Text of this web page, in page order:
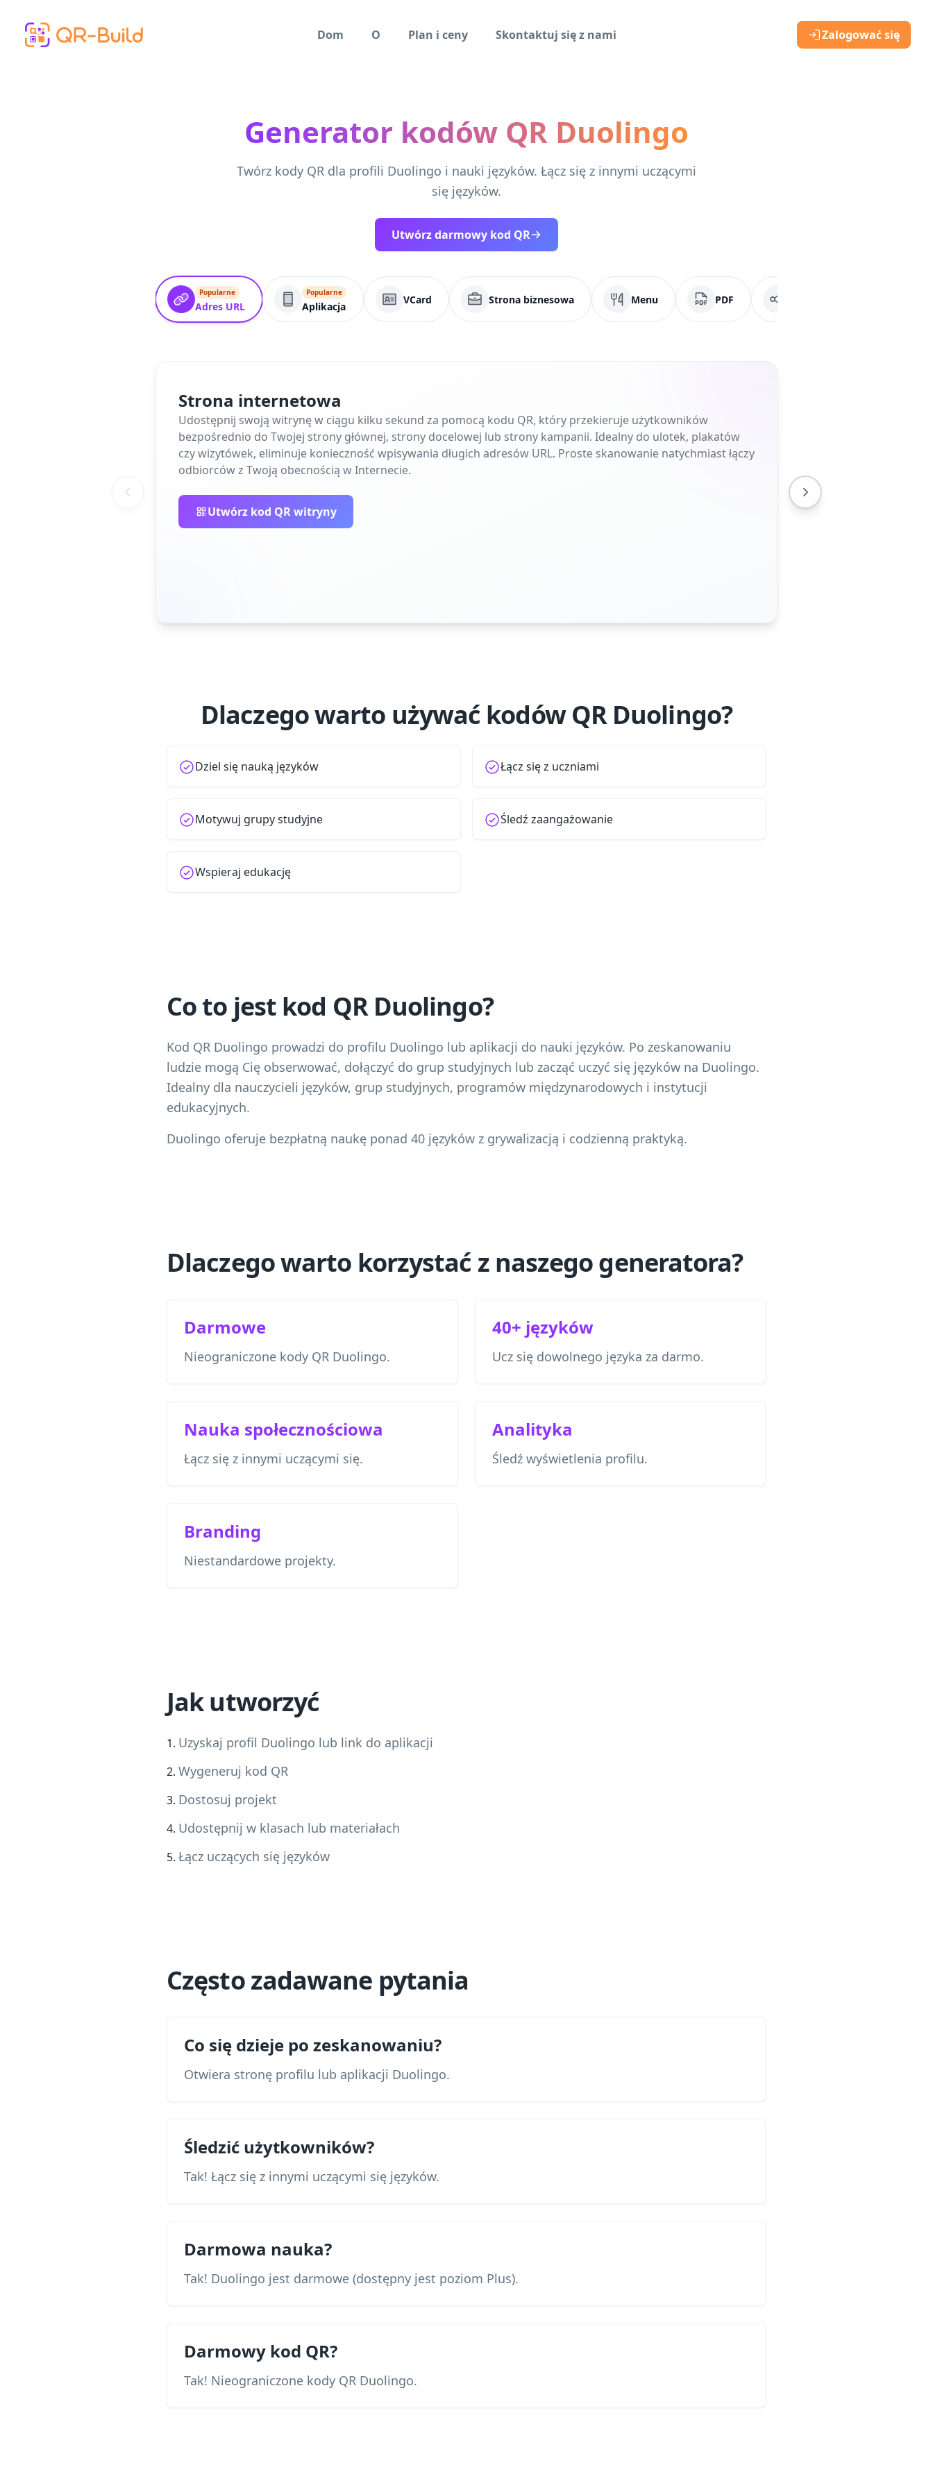
Dom
O Plan i ceny Skontaktuj się z nami Zalogować się
Generator kodów QR Duolingo
Twórz kody QR dla profili Duolingo i nauki języków. Łącz się z innymi uczącymi
się języków.
Utwórz darmowy kod QR
Popularne
Adres URL
Popularne
Aplikacja
VCard Strona biznesowa Menu PDF
Strona internetowa
Udostępnij swoją witrynę w ciągu kilku sekund za pomocą kodu QR, który przekieruje użytkowników
bezpośrednio do Twojej strony głównej, strony docelowej lub strony kampanii. Idealny do ulotek, plakatów
czy wizytówek, eliminuje konieczność wpisywania długich adresów URL. Proste skanowanie natychmiast łączy
odbiorców z Twoją obecnością w Internecie.
Utwórz kod QR witryny
Dlaczego warto używać kodów QR Duolingo?
Dziel się nauką języków Łącz się z uczniami
Motywuj grupy studyjne Śledź zaangażowanie
Wspieraj edukację
Co to jest kod QR Duolingo?
Kod QR Duolingo prowadzi do profilu Duolingo lub aplikacji do nauki języków. Po zeskanowaniu
ludzie mogą Cię obserwować, dołączyć do grup studyjnych lub zacząć uczyć się języków na Duolingo.
Idealny dla nauczycieli języków, grup studyjnych, programów międzynarodowych i instytucji
edukacyjnych.
Duolingo oferuje bezpłatną naukę ponad 40 języków z grywalizacją i codzienną praktyką.
Dlaczego warto korzystać z naszego generatora?
Darmowe
Nieograniczone kody QR Duolingo.
40+ języków
Ucz się dowolnego języka za darmo.
Nauka społecznościowa
Łącz się z innymi uczącymi się.
Analityka
Śledź wyświetlenia profilu.
Branding
Niestandardowe projekty.
Jak utworzyć
Uzyskaj profil Duolingo lub link do aplikacji
Wygeneruj kod QR
Dostosuj projekt
Udostępnij w klasach lub materiałach
Łącz uczących się języków
Często zadawane pytania
Co się dzieje po zeskanowaniu?
Otwiera stronę profilu lub aplikacji Duolingo.
Śledzić użytkowników?
Tak! Łącz się z innymi uczącymi się języków.
Darmowa nauka?
Tak! Duolingo jest darmowe (dostępny jest poziom Plus).
Darmowy kod QR?
Tak! Nieograniczone kody QR Duolingo.